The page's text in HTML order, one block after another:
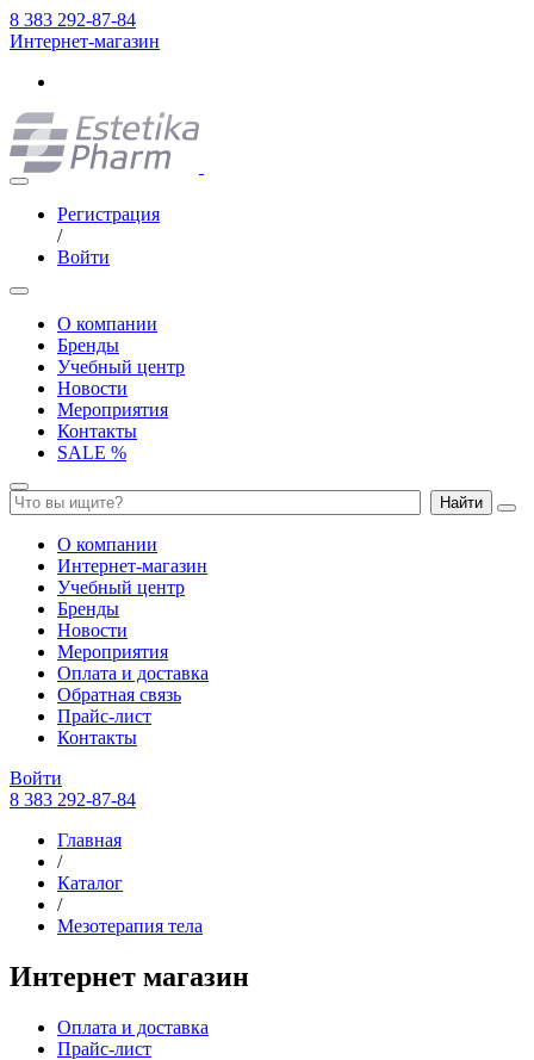
8 383 292-87-84
Интернет-магазин
Регистрация
/
Войти
О компании
Бренды
Учебный центр
Новости
Мероприятия
Контакты
SALE %
Найти
О компании
Интернет-магазин
Учебный центр
Бренды
Новости
Мероприятия
Оплата и доставка
Обратная связь
Прайс-лист
Контакты
Войти
8 383 292-87-84
Главная
/
Каталог
/
Мезотерапия тела
Интернет магазин
Оплата и доставка
Прайс-лист